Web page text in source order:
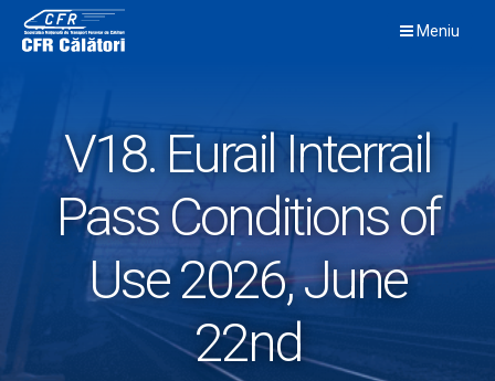
content
Meniu
V18. Eurail Interrail
Pass Conditions of
Use 2026, June
22nd